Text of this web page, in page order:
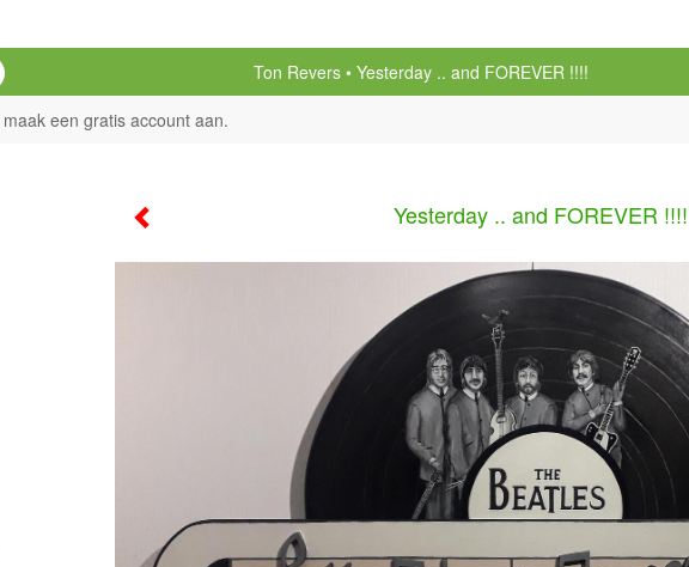
Ton Revers
Yesterday .. and FOREVER !!!!
maak een gratis account aan.
Yesterday .. and FOREVER !!!!